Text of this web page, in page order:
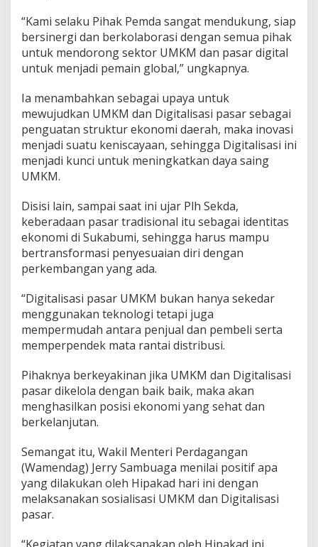
“Kami selaku Pihak Pemda sangat mendukung, siap
bersinergi dan berkolaborasi dengan semua pihak
untuk mendorong sektor UMKM dan pasar digital
untuk menjadi pemain global,” ungkapnya.
Ia menambahkan sebagai upaya untuk
mewujudkan UMKM dan Digitalisasi pasar sebagai
penguatan struktur ekonomi daerah, maka inovasi
menjadi suatu keniscayaan, sehingga Digitalisasi ini
menjadi kunci untuk meningkatkan daya saing
UMKM.
Disisi lain, sampai saat ini ujar Plh Sekda,
keberadaan pasar tradisional itu sebagai identitas
ekonomi di Sukabumi, sehingga harus mampu
bertransformasi penyesuaian diri dengan
perkembangan yang ada.
“Digitalisasi pasar UMKM bukan hanya sekedar
menggunakan teknologi tetapi juga
mempermudah antara penjual dan pembeli serta
memperpendek mata rantai distribusi.
Pihaknya berkeyakinan jika UMKM dan Digitalisasi
pasar dikelola dengan baik baik, maka akan
menghasilkan posisi ekonomi yang sehat dan
berkelanjutan.
Semangat itu, Wakil Menteri Perdagangan
(Wamendag) Jerry Sambuaga menilai positif apa
yang dilakukan oleh Hipakad hari ini dengan
melaksanakan sosialisasi UMKM dan Digitalisasi
pasar.